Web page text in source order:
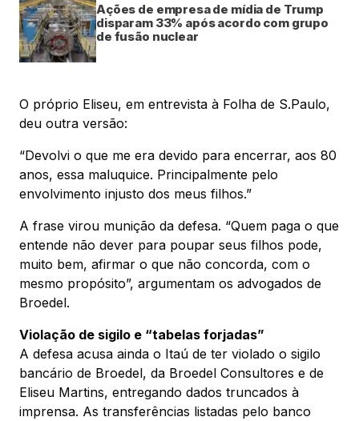
Ações de empresa de mídia de Trump
disparam 33% após acordo com grupo
de fusão nuclear
O próprio Eliseu, em entrevista à Folha de S.Paulo,
deu outra versão:
“Devolvi o que me era devido para encerrar, aos 80
anos, essa maluquice. Principalmente pelo
envolvimento injusto dos meus filhos.”
A frase virou munição da defesa. “Quem paga o que
entende não dever para poupar seus filhos pode,
muito bem, afirmar o que não concorda, com o
mesmo propósito”, argumentam os advogados de
Broedel.
Violação de sigilo e “tabelas forjadas”
A defesa acusa ainda o Itaú de ter violado o sigilo
bancário de Broedel, da Broedel Consultores e de
Eliseu Martins, entregando dados truncados à
imprensa. As transferências listadas pelo banco